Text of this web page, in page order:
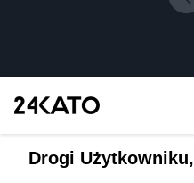
Drogi Użytkowniku,